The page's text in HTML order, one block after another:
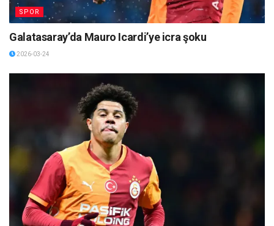
SPOR
Galatasaray’da Mauro Icardi’ye icra şoku
2026-03-24